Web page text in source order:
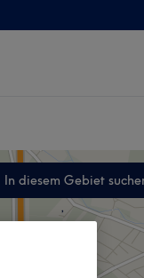
In diesem Gebiet
,